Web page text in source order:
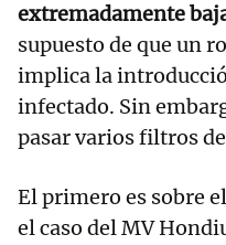
extremadamente
supuesto de que un
implica la
infectado. Sin
pasar varios filtros
El primero es sobre el
el caso del MV